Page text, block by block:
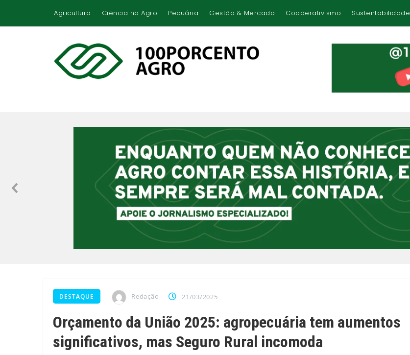
Agricultura Ciência no Agro Pecuária Gestão & Mercado Cooperativismo Sustentabilidade
DESTAQUE Redação 21/03/2025
Orçamento da União 2025: agropecuária tem aumentos
significativos, mas Seguro Rural incomoda